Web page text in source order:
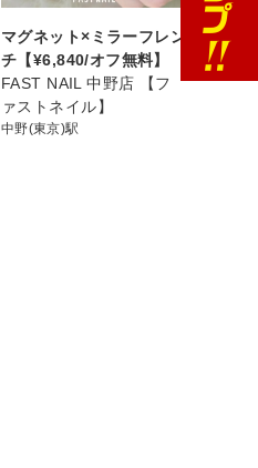
マグネット×ミラーフレン
チ【¥6,840/オフ無料】
FAST NAIL 中野店 【フ
ァストネイル】
中野(東京)駅